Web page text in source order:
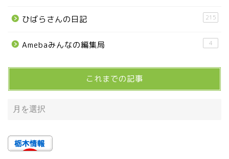
ひばらさんの日記 215
Amebaみんなの編集局 4
これまでの記事
宇都宮の震災後の様子